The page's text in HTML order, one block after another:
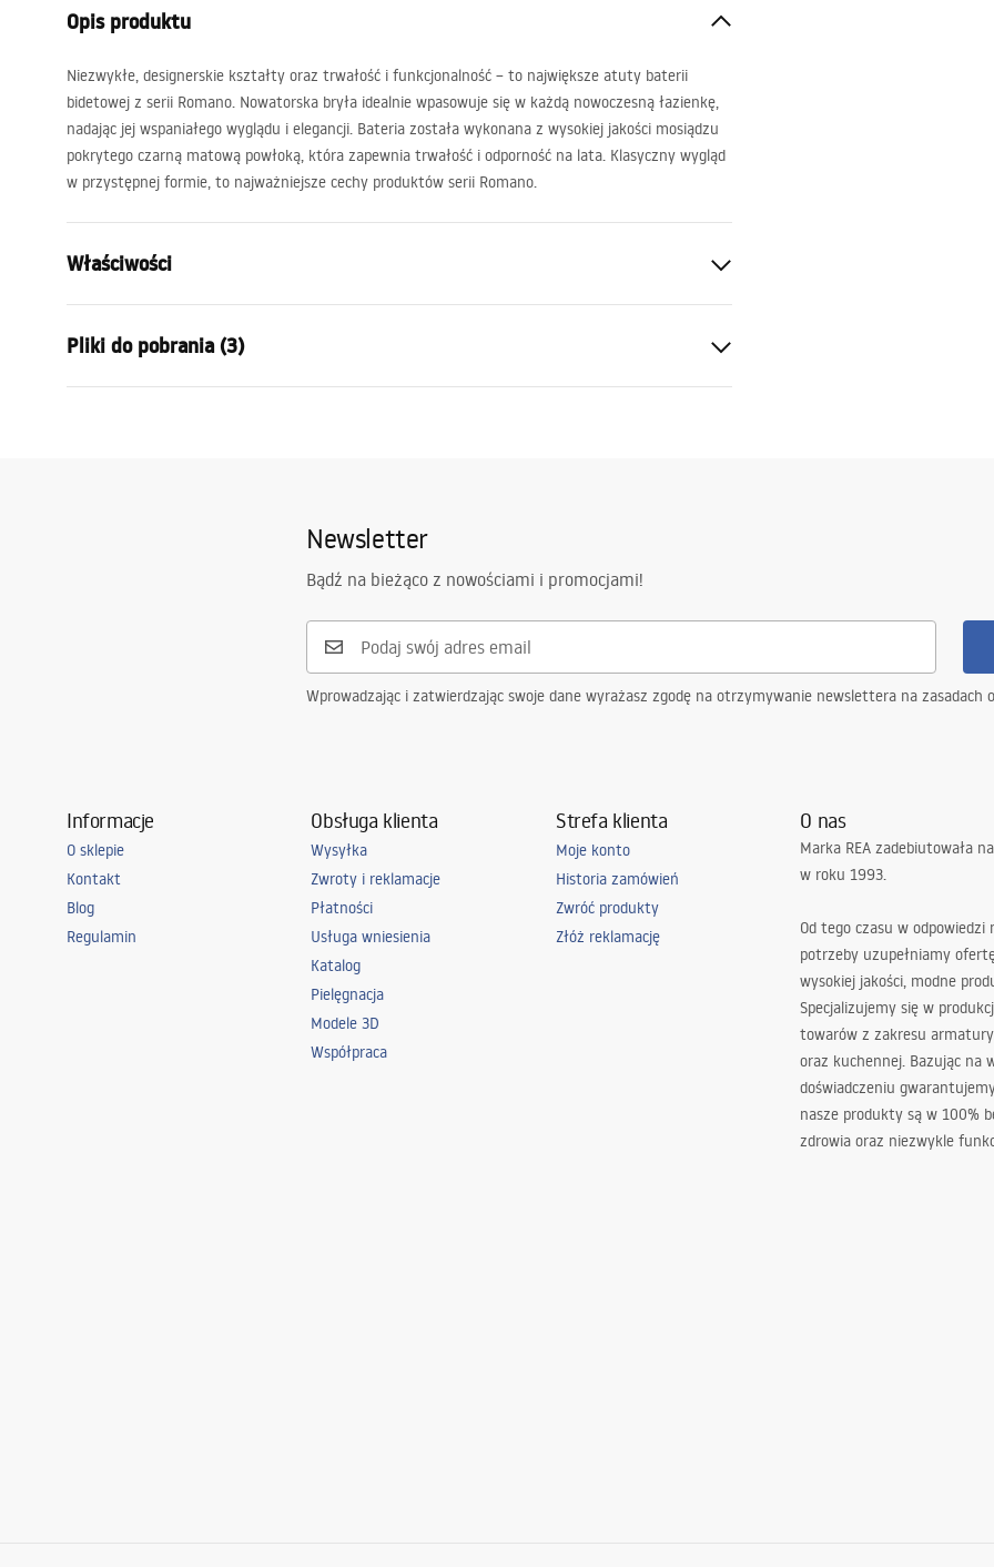
Akcesoria i meble łazienkowe
Opis produktu
Niezwykłe, designerskie kształty oraz trwałość i funkcjonalność – to największe atuty baterii
bidetowej z serii Romano. Nowatorska bryła idealnie wpasowuje się w każdą nowoczesną łazienkę,
nadając jej wspaniałego wyglądu i elegancji. Bateria została wykonana z wysokiej jakości mosiądzu
pokrytego czarną matową powłoką, która zapewnia trwałość i odporność na lata. Klasyczny wygląd
w przystępnej formie, to najważniejsze cechy produktów serii Romano.
Właściwości
Sposób montażu:
Kolor:
Czarny
155
Pliki do pobrania (3)
Newsletter
Bądź na bieżąco z nowościami i promocjami!
Wprowadzając i zatwierdzając swoje dane wyrażasz zgodę na otrzymywanie newslettera na zasadach
Informacje
O sklepie
Kontakt
Blog
Regulamin
Obsługa klienta
Wysyłka
Zwroty i reklamacje
Płatności
Usługa wniesienia
Katalog
Pielęgnacja
Modele 3D
Współpraca
Strefa klienta
Moje konto
Historia zamówień
Zwróć produkty
Złóż reklamację
O nas
Marka REA zadebiutowała
w roku 1993.
Od tego czasu w odpowiedzi
potrzeby uzupełniamy
wysokiej jakości, modne
Specjalizujemy się w
towarów z zakresu
oraz kuchennej. Bazując na
doświadczeniu
nasze produkty są w 100%
zdrowia oraz niezwykle